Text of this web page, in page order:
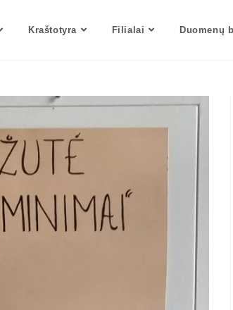
Kraštotyra Filialai Duomenų